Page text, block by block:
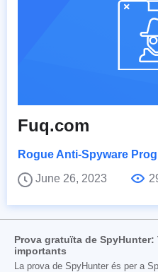
Fuq.com
Rogue Anti-Spyware
June 26, 2023
Prova gratuïta de
importants
La prova de SpyHunter és per a